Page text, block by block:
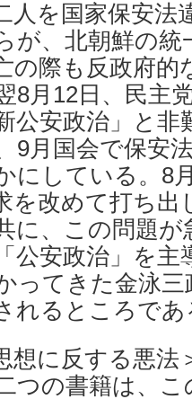
人を国家保安法
が、北朝鮮の統
の際も反政府的
8月12日、民主
公安政治」と非
9月国会で保安
にしている。8
を改めて打ち出
に、この問題
公安政治」を主
ってきた金泳
れるところであ
想に反する悪法
つの書籍は、